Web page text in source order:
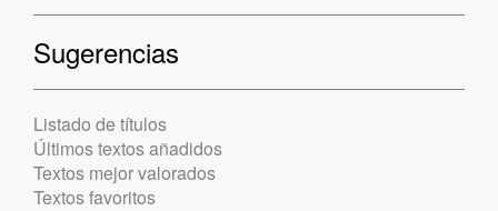
Sugerencias
Listado de títulos
Últimos textos añadidos
Textos mejor valorados
Textos favoritos